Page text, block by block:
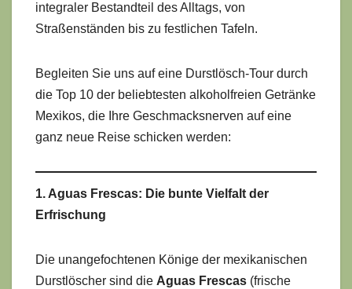
integraler Bestandteil des Alltags, von
Straßenständen bis zu festlichen Tafeln.
Begleiten Sie uns auf eine Durstlösch-Tour durch
die Top 10 der beliebtesten alkoholfreien Getränke
Mexikos, die Ihre Geschmacksnerven auf eine
ganz neue Reise schicken werden:
1. Aguas Frescas: Die bunte Vielfalt der
Erfrischung
Die unangefochtenen Könige der mexikanischen
Durstlöscher sind die Aguas Frescas (frische